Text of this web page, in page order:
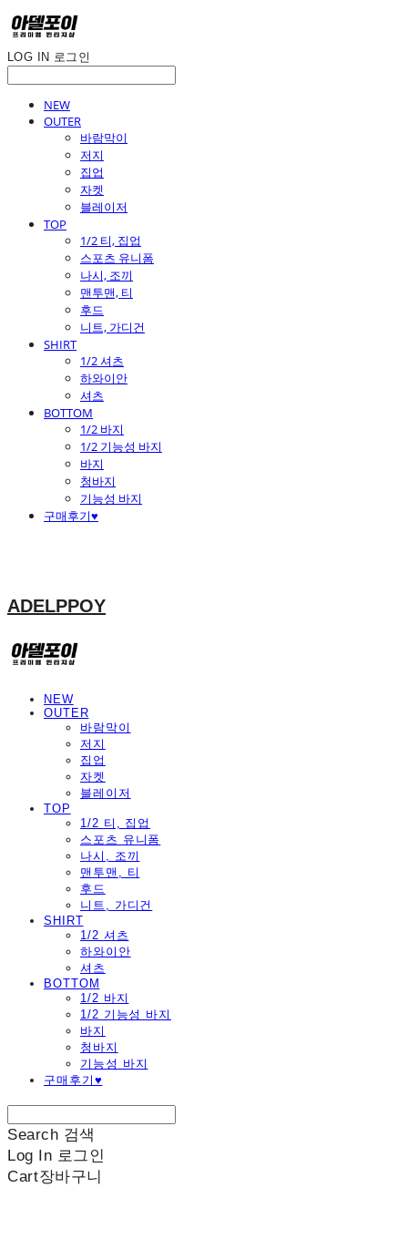
LOG IN 로그인
NEW
OUTER
바람막이
저지
집업
자켓
블레이저
TOP
1/2 티, 집업
스포츠 유니폼
나시, 조끼
맨투맨, 티
후드
니트, 가디건
SHIRT
1/2 셔츠
하와이안
셔츠
BOTTOM
1/2 바지
1/2 기능성 바지
바지
청바지
기능성 바지
구매후기♥
ADELPPOY
NEW
OUTER
바람막이
저지
집업
자켓
블레이저
TOP
1/2 티, 집업
스포츠 유니폼
나시, 조끼
맨투맨, 티
후드
니트, 가디건
SHIRT
1/2 셔츠
하와이안
셔츠
BOTTOM
1/2 바지
1/2 기능성 바지
바지
청바지
기능성 바지
구매후기♥
Search 검색
Log In 로그인
Cart장바구니